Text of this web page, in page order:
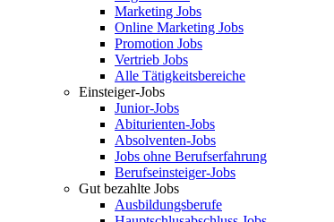
Marketing Jobs
Online Marketing Jobs
Promotion Jobs
Vertrieb Jobs
Alle Tätigkeitsbereiche
Einsteiger-Jobs
Junior-Jobs
Abiturienten-Jobs
Absolventen-Jobs
Jobs ohne Berufserfahrung
Berufseinsteiger-Jobs
Gut bezahlte Jobs
Ausbildungsberufe